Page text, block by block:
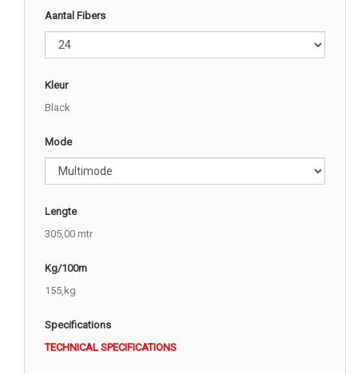
Aantal Fibers
Kleur
Black
Mode
Lengte
305,00 mtr
Kg/100m
155,kg
Specifications
TECHNICAL SPECIFICATIONS